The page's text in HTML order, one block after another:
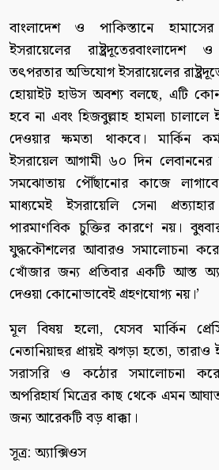
বাংলাদেশ ও পাকিস্তানে
ইসরায়েলের রাষ্ট্রদূতেরবাংলাদেশ
তৎপরতার অভিযোগ ইসরায়েলের
হোয়াইট হাউস অবশ্য বলছে, এটি
হবে না এবং হিজবুল্লাহ হামলা চালালে
দেওয়ার ক্ষমতা থাকবে। মার্কিন
ইসরায়েল আগামী ৬০ দিন
সমঝোতায় পৌঁছানোর কাজে
মাধ্যমেই ইসরায়েলি সেনা
পারমাণবিক চুক্তির কারণে নয়।
যুদ্ধকৌশলের আবারও সমালোচনা
খোঁজার জন্য প্রতিবার একটি আস্ত
দেওয়া কোনোভাবেই গ্রহণযোগ্য নয়।’
মূল বিষয় হলো, যেসব মার্কিন
নেতানিয়াহুর প্রায়ই ঝগড়া হতো, তারাও
সরাসরি ও কঠোর সমালোচনা
অপরিহার্য মিত্রের কাছ থেকে এমন
জন্য আরেকটি বড় ধাক্কা।
সূত্র: অ্যাক্সিওস